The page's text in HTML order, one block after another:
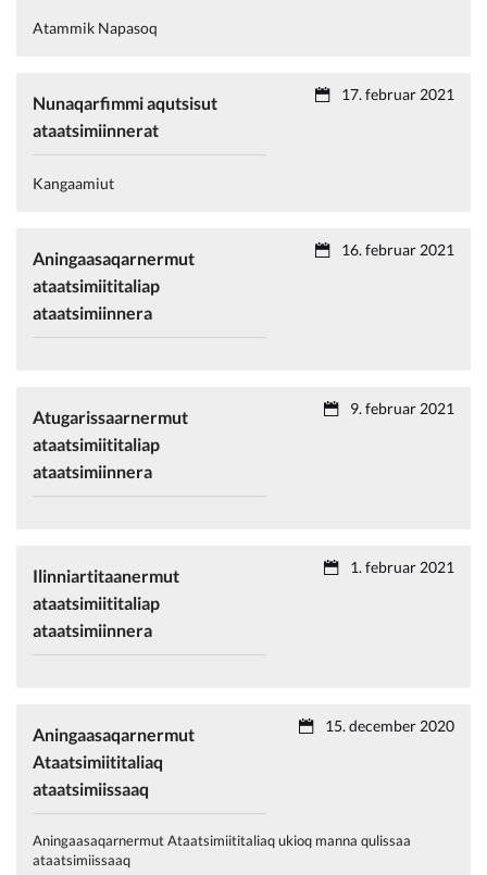
Atammik Napasoq
Nunaqarfimmi aqutsisut
ataatsimiinnerat
17. februar 2021
Kangaamiut
Aningaasaqarnermut
ataatsimiititaliap
ataatsimiinnera
16. februar 2021
Atugarissaarnermut
ataatsimiititaliap
ataatsimiinnera
9. februar 2021
Ilinniartitaanermut
ataatsimiititaliap
ataatsimiinnera
1. februar 2021
Aningaasaqarnermut
Ataatsimiititaliaq
ataatsimiissaaq
Aningaasaqarnermut Ataatsimiititaliaq ukioq manna qulissaa
ataatsimiissaaq
15. december 2020